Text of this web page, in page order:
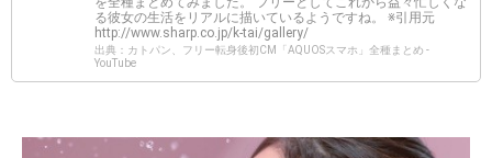
る彼女の生活をリアルに描いているようですね。 ※引用元
http://www.sharp.co.jp/k-tai/gallery/
出典：カトパン、フリー転身後初CM「AQUOSスマホ」全種まとめ -
YouTube